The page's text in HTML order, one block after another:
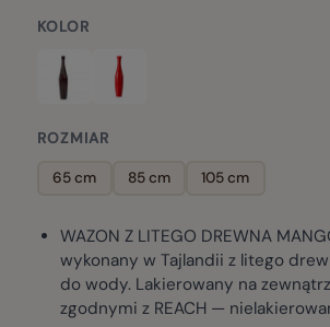
KOLOR
ROZMIAR
65 cm 85 cm 105 cm
WAZON Z LITEGO DREWNA
wykonany w Tajlandii z litego
do wody. Lakierowany na
zgodnymi z REACH —